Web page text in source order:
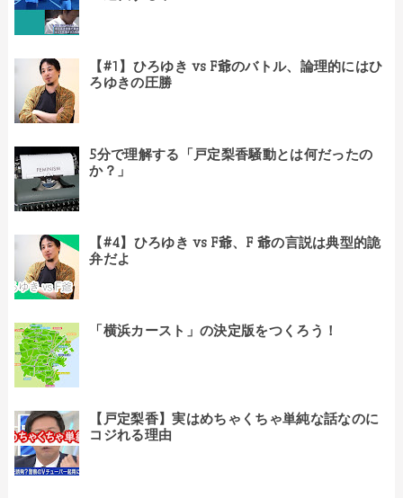
【#1】ひろゆき vs F爺のバトル、論理的にはひ
ろゆきの圧勝
5分で理解する「戸定梨香騒動とは何だったの
か？」
【#4】ひろゆき vs F爺、F 爺の言説は典型的詭
弁だよ
「横浜カースト」の決定版をつくろう！
【戸定梨香】実はめちゃくちゃ単純な話なのに
コジれる理由